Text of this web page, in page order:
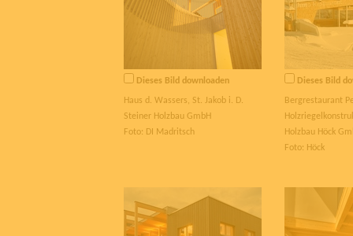
Dieses Bild downloaden
Haus d. Wassers, St. Jakob i. D.
Steiner Holzbau GmbH
Foto: DI Madritsch
Dieses Bild
Bergrestaurant
Holzbau Höck
Foto: Höck